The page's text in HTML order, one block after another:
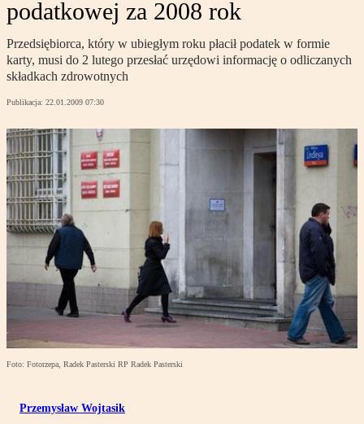
podatkowej za 2008 rok
Przedsiębiorca, który w ubiegłym roku płacił podatek w formie
karty, musi do 2 lutego przesłać urzędowi informację o odliczanych
składkach zdrowotnych
Publikacja: 22.01.2009 07:30
Foto: Fotorzepa, Radek Pasterski RP Radek Pasterski
Przemysław Wojtasik